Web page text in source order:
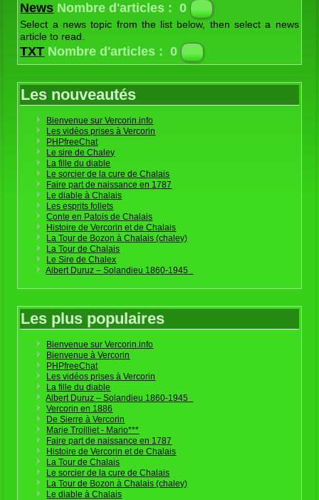
News Nombre d'articles : 0
Select a news topic from the list below, then select a news
article to read.
Latest Nombre d'articles : 1
The latest news from the Joomla! Team
TXT Nombre d'articles : 0
Contes et légendes Nombre d'articles : 24
Textes historiques Nombre d'articles : 14
Les nouveautés
Bienvenue sur Vercorin.info
Les vidéos prises à Vercorin
PHPfreeChat
Le sire de Chaley
La fille du diable
Le sorcier de la cure de Chalais
Faire part de naissance en 1787
Le diable à Chalais
Les esprits follets
Conte en Patois de Chalais
Histoire de Vercorin et de Chalais
La Tour de Bozon à Chalais (chaley)
La Tour de Chalais
Le Sire de Chalex
Albert Duruz – Solandieu 1860-1945
Les plus populaires
Bienvenue sur Vercorin.info
Bienvenue à Vercorin
PHPfreeChat
Les vidéos prises à Vercorin
La fille du diable
Albert Duruz – Solandieu 1860-1945
Vercorin en 1886
De Sierre à Vercorin
Marie Troilliet - Mario***
Faire part de naissance en 1787
Histoire de Vercorin et de Chalais
La Tour de Chalais
Le sorcier de la cure de Chalais
La Tour de Bozon à Chalais (chaley)
Le diable à Chalais